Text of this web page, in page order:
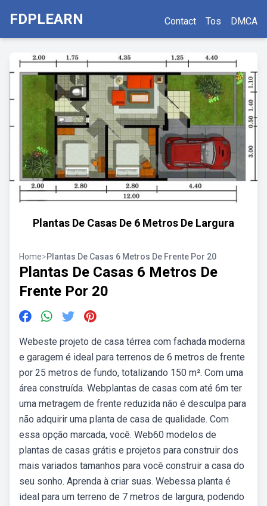
FDPLEARN Contact Tos DMCA
Plantas De Casas De 6 Metros De Largura
Home>Plantas De Casas 6 Metros De Frente Por 20
Plantas De Casas 6 Metros De
Frente Por 20
Webeste projeto de casa térrea com fachada moderna
e garagem é ideal para terrenos de 6 metros de frente
por 25 metros de fundo, totalizando 150 m². Com uma
área construída. Webplantas de casas com até 6m ter
uma metragem de frente reduzida não é desculpa para
não adquirir uma planta de casa de qualidade. Com
essa opção marcada, você. Web60 modelos de
plantas de casas grátis e projetos para construir dos
mais variados tamanhos para você construir a casa do
seu sonho. Aprenda à criar suas. Webessa planta é
ideal para um terreno de 7 metros de largura, podendo